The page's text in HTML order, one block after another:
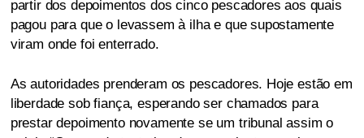
partir dos depoimentos dos cinco pescadores aos quais
pagou para que o levassem à ilha e que supostamente
viram onde foi enterrado.
As autoridades prenderam os pescadores. Hoje estão em
liberdade sob fiança, esperando ser chamados para
prestar depoimento novamente se um tribunal assim o